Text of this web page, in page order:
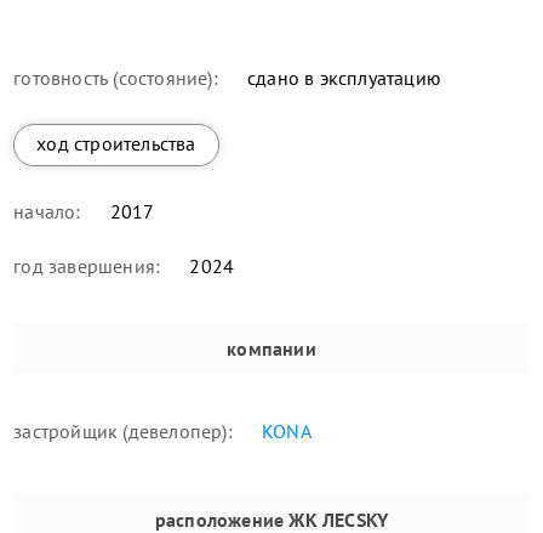
готовность (состояние): сдано в эксплуатацию
ход строительства
начало: 2017
год завершения: 2024
компании
застройщик (девелопер): KONA
расположение ЖК ЛЕСSKY